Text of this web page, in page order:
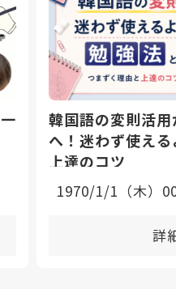
韓国語の変則活
へ！迷わず使え
上達のコツ
1970/1/1（木）
詳